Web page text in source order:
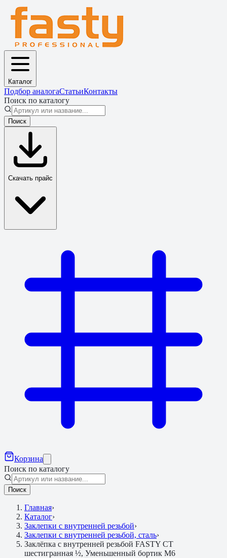
Каталог
Подбор аналогаСтатьиКонтакты
Поиск по каталогу
Поиск
Скачать прайс
Корзина
Поиск по каталогу
Поиск
Главная›
Каталог›
Заклепки с внутренней резьбой›
Заклепки с внутренней резьбой, сталь›
Заклёпка с внутренней резьбой FASTY СТ
шестигранная ½, Уменьшенный бортик M6